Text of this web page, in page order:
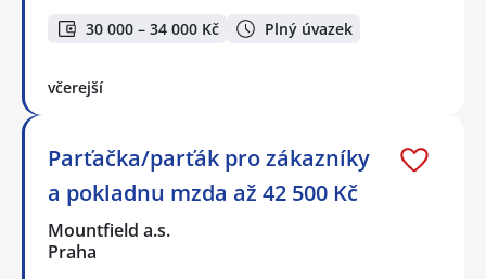
30 000 – 34 000 Kč Plný úvazek
včerejší
Parťačka/parťák pro zákazníky
a pokladnu mzda až 42 500 Kč
Mountfield a.s.
Praha